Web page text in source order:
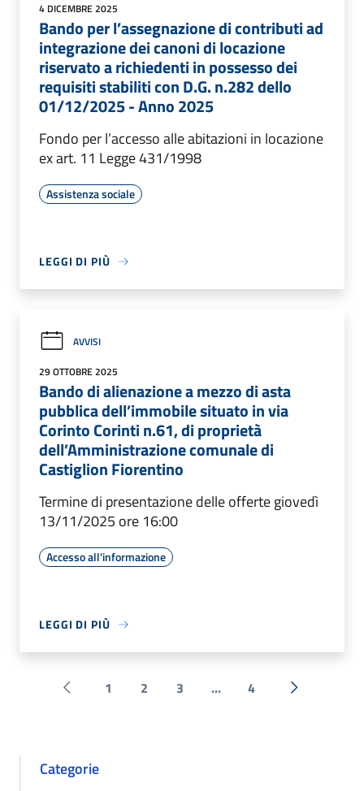
4 DICEMBRE 2025
Bando per l’assegnazione di contributi ad
integrazione dei canoni di locazione
riservato a richiedenti in possesso dei
requisiti stabiliti con D.G. n.282 dello
01/12/2025 - Anno 2025
Fondo per l’accesso alle abitazioni in locazione
ex art. 11 Legge 431/1998
Assistenza sociale
LEGGI DI PIÙ
AVVISI
29 OTTOBRE 2025
Bando di alienazione a mezzo di asta
pubblica dell’immobile situato in via
Corinto Corinti n.61, di proprietà
dell’Amministrazione comunale di
Castiglion Fiorentino
Termine di presentazione delle offerte giovedì
13/11/2025 ore 16:00
Accesso all'informazione
LEGGI DI PIÙ
Pagina precedente
1 2 3 ... 4 Successiva
Categorie